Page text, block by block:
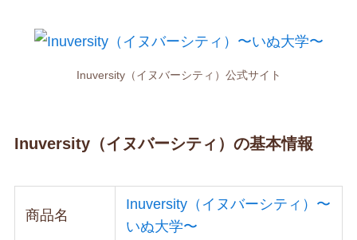
Inuversity（イヌバーシティ）公式サイト
Inuversity（イヌバーシティ）の基本情報
商品名
Inuversity（イヌバーシティ）〜
いぬ大学〜